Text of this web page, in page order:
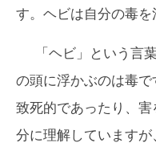
す。ヘビは自分の毒を
「ヘビ」という言
の頭に浮かぶのは毒で
致死的であったり、
分に理解しています